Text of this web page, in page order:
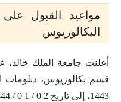
مواعيد القبول
البكالوريوس
أعلنت جامعة الملك خالد،
1443، إلى تاريخ 2 0 / 1 0 / 1444.